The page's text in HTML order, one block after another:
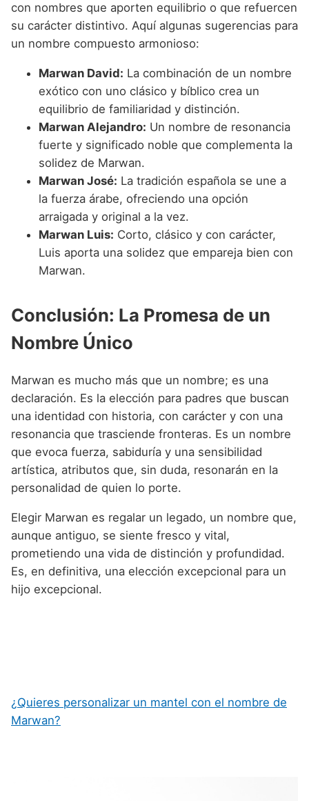
con nombres que aporten equilibrio o que refuercen
su carácter distintivo. Aquí algunas sugerencias para
un nombre compuesto armonioso:
Marwan David: La combinación de un nombre
exótico con uno clásico y bíblico crea un
equilibrio de familiaridad y distinción.
Marwan Alejandro: Un nombre de resonancia
fuerte y significado noble que complementa la
solidez de Marwan.
Marwan José: La tradición española se une a
la fuerza árabe, ofreciendo una opción
arraigada y original a la vez.
Marwan Luis: Corto, clásico y con carácter,
Luis aporta una solidez que empareja bien con
Marwan.
Conclusión: La Promesa de un
Nombre Único
Marwan es mucho más que un nombre; es una
declaración. Es la elección para padres que buscan
una identidad con historia, con carácter y con una
resonancia que trasciende fronteras. Es un nombre
que evoca fuerza, sabiduría y una sensibilidad
artística, atributos que, sin duda, resonarán en la
personalidad de quien lo porte.
Elegir Marwan es regalar un legado, un nombre que,
aunque antiguo, se siente fresco y vital,
prometiendo una vida de distinción y profundidad.
Es, en definitiva, una elección excepcional para un
hijo excepcional.
¿Quieres personalizar un mantel con el nombre de
Marwan?